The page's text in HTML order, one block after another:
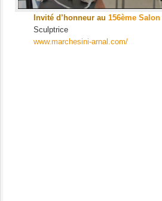
Invité d’honneur au156ème Salon
Sculptrice
www.marchesini-arnal.com/